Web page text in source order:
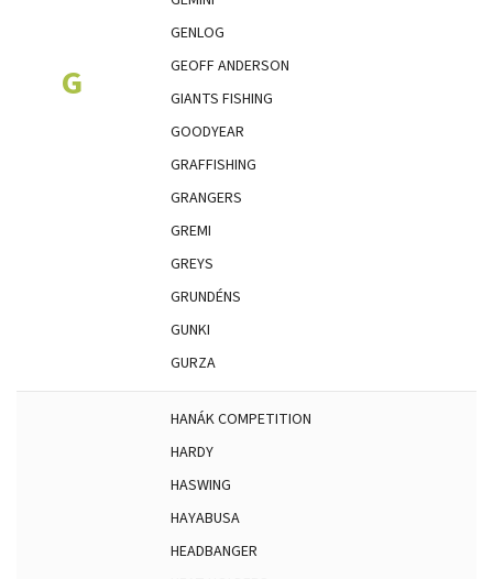
G
GENLOG
GEOFF ANDERSON
GIANTS FISHING
GOODYEAR
GRAFFISHING
GRANGERS
GREMI
GREYS
GRUNDÉNS
GUNKI
GURZA
HANÁK COMPETITION
HARDY
HASWING
HAYABUSA
HEADBANGER